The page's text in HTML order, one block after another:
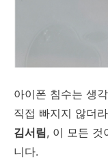
아이폰 침수는 생
직접 빠지지 않더
김서림, 이 모든 것
니다.